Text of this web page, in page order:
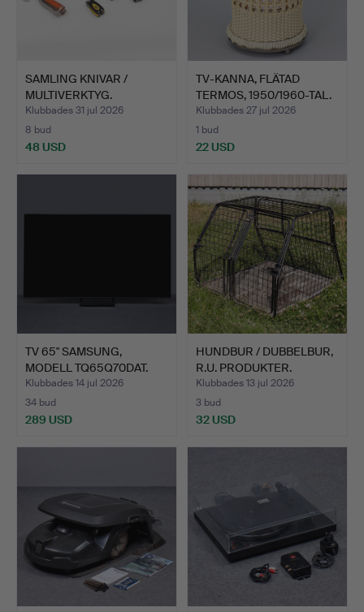
SAMLING KNIVAR /
MULTIVERKTYG.
Klubbades 31 jul 2026
8 bud
48 USD
TV-KANNA, FLÄTAD
TERMOS, 1950/1960-TAL.
Klubbades 27 jul 2026
1 bud
22 USD
TV 65" SAMSUNG,
MODELL TQ65Q70DAT.
Klubbades 14 jul 2026
34 bud
289 USD
HUNDBUR / DUBBELBUR,
R.U. PRODUKTER.
Klubbades 13 jul 2026
3 bud
32 USD